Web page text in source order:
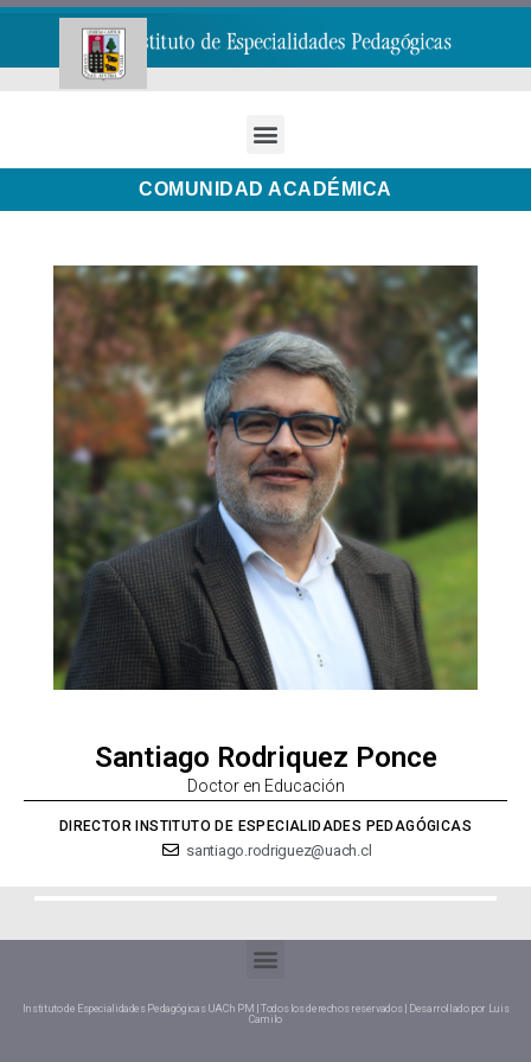
COMUNIDAD ACADÉMICA
Santiago Rodriquez Ponce
Doctor en Educación
DIRECTOR INSTITUTO DE ESPECIALIDADES PEDAGÓGICAS
santiago.rodriguez@uach.cl
Instituto de Especialidades Pedagógicas UACh PM | Todos los derechos reservados | Desarrollado por Luis
Camilo